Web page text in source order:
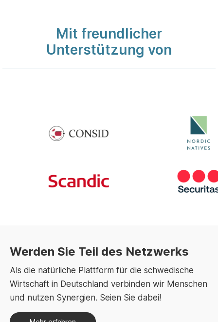
Mit freundlicher
Unterstützung von
Werden Sie Teil des Netzwerks
Als die natürliche Plattform für die schwedische
Wirtschaft in Deutschland verbinden wir Menschen
und nutzen Synergien. Seien Sie dabei!